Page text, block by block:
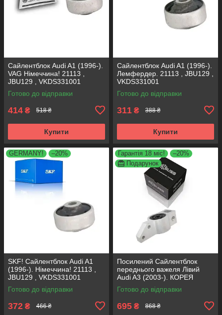
Сайлентблок Audi A1 (1996-).
VAG Німеччина! 21113 ,
JBU129 , VKDS331001
Готово до відправки
414 ₴ 518 ₴
Купити
Сайлентблок Audi A1 (1996-).
Лемфердер. 21113 , JBU129 ,
VKDS331001
Готово до відправки
311 ₴ 388 ₴
Купити
GERMANY! –20%
SKF! Сайлентблок Audi A1
(1996-). Німеччина! 21113 ,
JBU129 , VKDS331001
Готово до відправки
372 ₴ 466 ₴
Гарантія 18 міс!
–20%
Подарунок
Посилений Сайлентблок
переднього важеля Лівий
Audi A3 (2003-). КОРЕЯ
Acsuss! 34762 , JBU691 ,
VKDS331004
Готово до відправки
695 ₴ 868 ₴